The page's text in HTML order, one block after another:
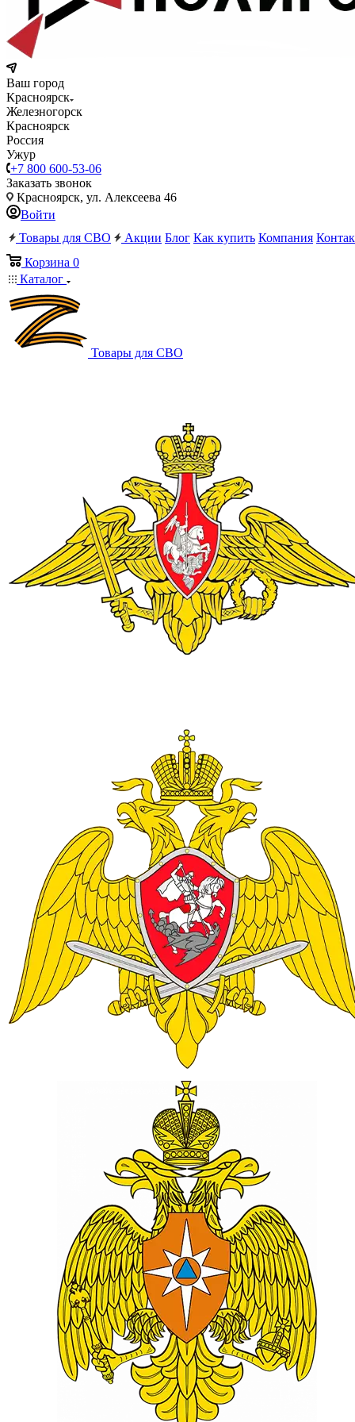
Ваш город
Красноярск
Железногорск
Красноярск
Россия
Ужур
+7 800 600-53-06
Заказать звонок
Красноярск, ул. Алексеева 46
Войти
Товары для СВО
Акции Блог Как купить Компания
Корзина 0
Каталог
Товары для СВО